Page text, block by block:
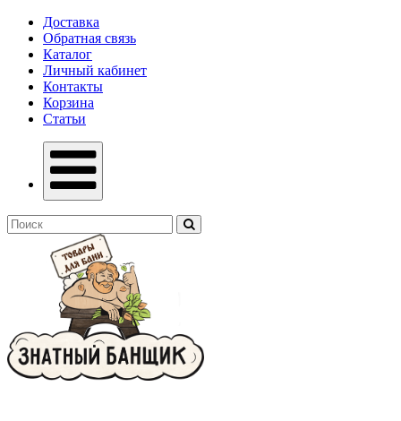
Доставка
Обратная связь
Каталог
Личный кабинет
Контакты
Корзина
Статьи